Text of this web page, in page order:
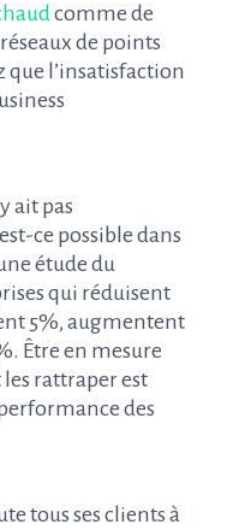
comme de
de points
que l’insatisfaction
ait pas
ce possible dans
étude du
qui réduisent
5%, augmentent
Être en mesure
rattraper est
des
tous ses clients à